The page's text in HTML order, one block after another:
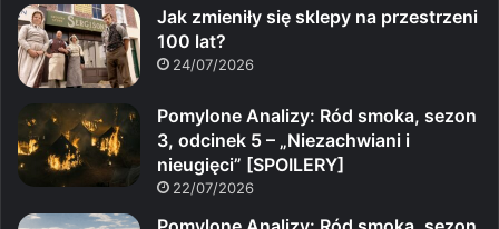
Jak zmieniły się sklepy na przestrzeni
100 lat?
24/07/2026
Pomylone Analizy: Ród smoka, sezon
3, odcinek 5 – „Niezachwiani i
nieugięci” [SPOILERY]
22/07/2026